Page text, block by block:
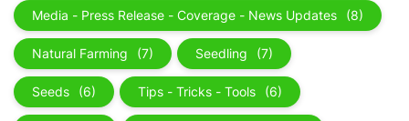
Media - Press Release - Coverage - News Updates (8)
Natural Farming (7) Seedling (7)
Seeds (6) Tips - Tricks - Tools (6)